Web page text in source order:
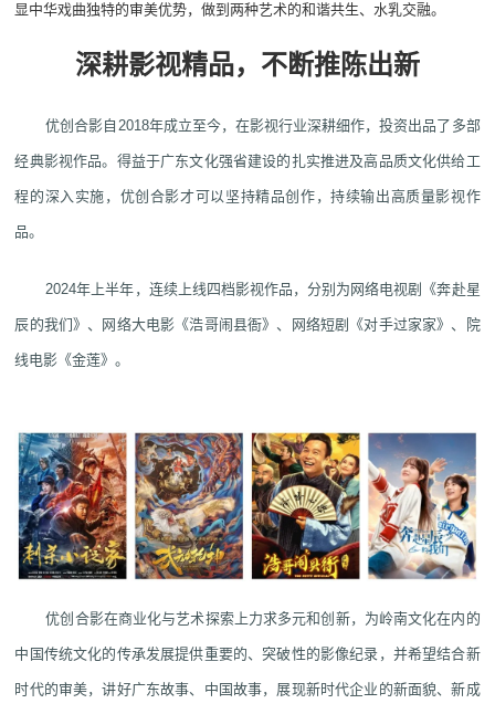
显中华戏曲独特的审美优势，做到两种艺术的和谐共生、水乳交融。
深耕影视精品，不断推陈出新
优创合影自2018年成立至今，在影视行业深耕细作，投资出品了多部
经典影视作品。得益于广东文化强省建设的扎实推进及高品质文化供给工
程的深入实施，优创合影才可以坚持精品创作，持续输出高质量影视作
品。
2024年上半年，连续上线四档影视作品，分别为网络电视剧《奔赴星
辰的我们》、网络大电影《浩哥闹县衙》、网络短剧《对手过家家》、院
线电影《金莲》。
优创合影在商业化与艺术探索上力求多元和创新，为岭南文化在内的
中国传统文化的传承发展提供重要的、突破性的影像纪录，并希望结合新
时代的审美，讲好广东故事、中国故事，展现新时代企业的新面貌、新成